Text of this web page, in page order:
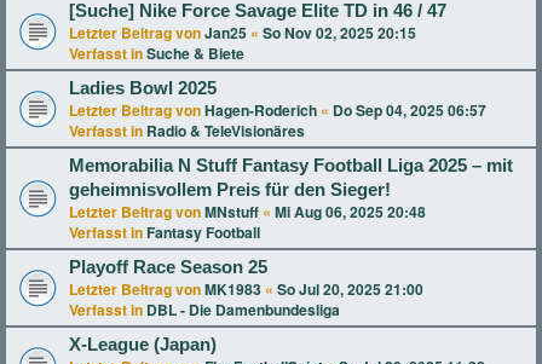
[Suche] Nike Force Savage Elite TD in 46 / 47
Letzter Beitrag vonJan25 « So Nov 02, 2025 20:15
Verfasst inSuche & Biete
Ladies Bowl 2025
Letzter Beitrag vonHagen-Roderich « Do Sep 04, 2025 06:57
Verfasst in Radio & TeleVisionäres
Memorabilia N Stuff Fantasy Football Liga 2025 – mit
geheimnisvollem Preis für den Sieger!
Letzter Beitrag vonMNstuff « Mi Aug 06, 2025 20:48
Verfasst in Fantasy Football
Playoff Race Season 25
Letzter Beitrag vonMK1983 « So Jul 20, 2025 21:00
Verfasst in DBL - Die Damenbundesliga
X-League (Japan)